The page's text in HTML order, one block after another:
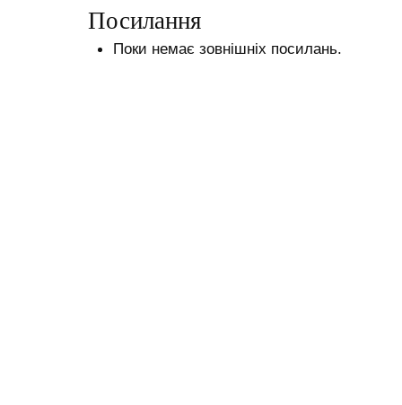
Посилання
Поки немає зовнішніх посилань.